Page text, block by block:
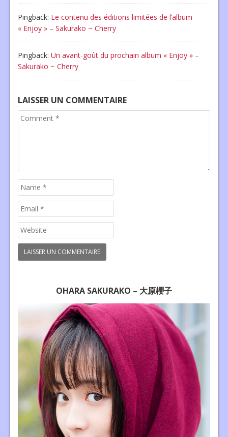
Pingback: Le contenu des éditions limitées de l’album
« Enjoy » – Sakurako ~ Cherry
Pingback: Un avant-goût du prochain album « Enjoy » –
Sakurako ~ Cherry
LAISSER UN COMMENTAIRE
OHARA SAKURAKO – 大原櫻子